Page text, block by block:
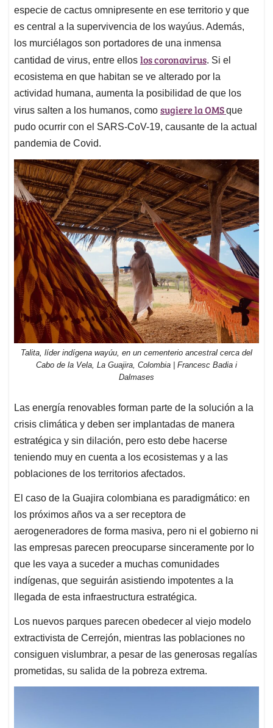
especie de cactus omnipresente en ese territorio y que
es central a la supervivencia de los wayúus. Además,
los murciélagos son portadores de una inmensa
cantidad de virus, entre ellos los coronavirus. Si el
ecosistema en que habitan se ve alterado por la
actividad humana, aumenta la posibilidad de que los
virus salten a los humanos, como sugiere la OMSque
pudo ocurrir con el SARS-CoV-19, causante de la actual
pandemia de Covid.
Talita, líder indígena wayúu, en un cementerio ancestral cerca del
Cabo de la Vela, La Guajira, Colombia | Francesc Badia i
Dalmases
Las energía renovables forman parte de la solución a la
crisis climática y deben ser implantadas de manera
estratégica y sin dilación, pero esto debe hacerse
teniendo muy en cuenta a los ecosistemas y a las
poblaciones de los territorios afectados.
El caso de la Guajira colombiana es paradigmático: en
los próximos años va a ser receptora de
aerogeneradores de forma masiva, pero ni el gobierno ni
las empresas parecen preocuparse sinceramente por lo
que les vaya a suceder a muchas comunidades
indígenas, que seguirán asistiendo impotentes a la
llegada de esta infraestructura estratégica.
Los nuevos parques parecen obedecer al viejo modelo
extractivista de Cerrejón, mientras las poblaciones no
consiguen vislumbrar, a pesar de las generosas regalías
prometidas, su salida de la pobreza extrema.